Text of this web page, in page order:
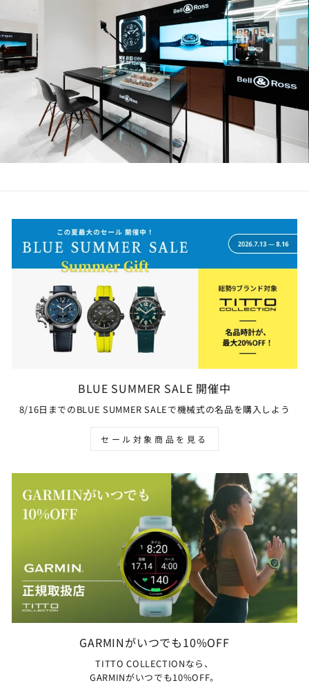
BLUE SUMMER SALE 開催中
8/16日までのBLUE SUMMER SALEで機械式の名品を購入しよう
セール対象商品を見る
GARMINがいつでも10%OFF
TITTO COLLECTIONなら、
GARMINがいつでも10%OFF。